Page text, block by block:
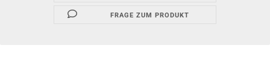
FRAGE ZUM PRODUKT